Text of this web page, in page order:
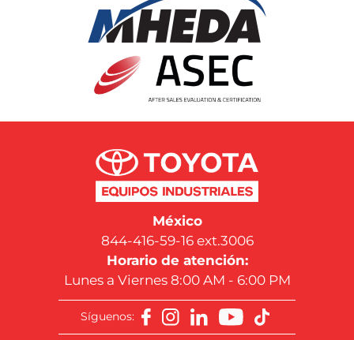
México
844-416-59-16 ext.3006
Horario de atención:
Lunes a Viernes 8:00 AM - 6:00 PM
Síguenos: